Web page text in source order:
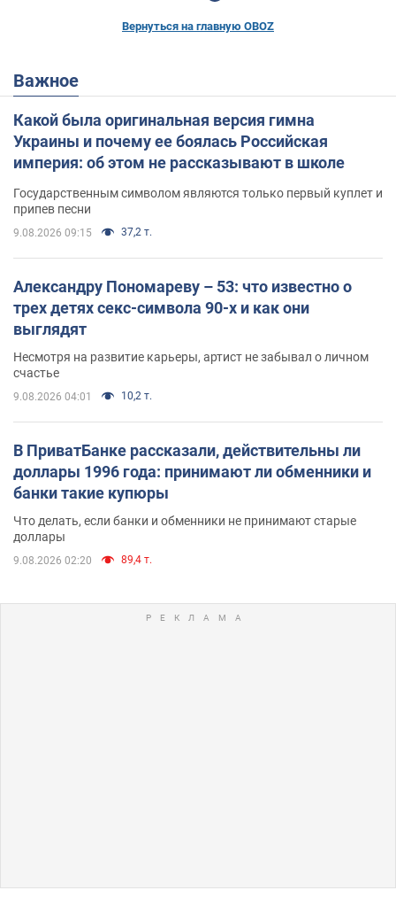
Вернуться на главную OBOZ
Важное
Какой была оригинальная версия гимна
Украины и почему ее боялась Российская
империя: об этом не рассказывают в школе
Государственным символом являются только первый куплет и
припев песни
9.08.2026 09:15 37,2 т.
Александру Пономареву – 53: что известно о
трех детях секс-символа 90-х и как они
выглядят
Несмотря на развитие карьеры, артист не забывал о личном
счастье
9.08.2026 04:01 10,2 т.
В ПриватБанке рассказали, действительны ли
доллары 1996 года: принимают ли обменники и
банки такие купюры
Что делать, если банки и обменники не принимают старые
доллары
9.08.2026 02:20 89,4 т.